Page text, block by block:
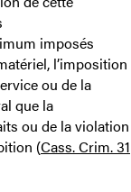
imposés
l’imposition
ou de la
que la
ou de la violation
(Cass. Crim. 31